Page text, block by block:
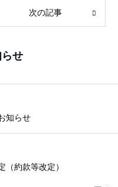
次の記事
せ
知らせ
約款等改定）